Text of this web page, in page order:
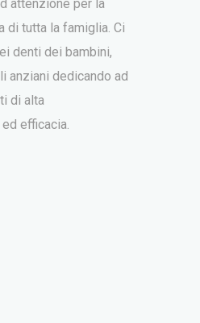
attenzione per la
di tutta la famiglia. Ci
denti dei bambini,
anziani dedicando ad
di alta
efficacia.